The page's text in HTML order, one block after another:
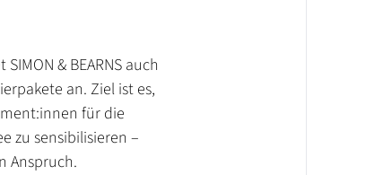
& BEARNS auch
an. Ziel ist es,
für die
zu sensibilisieren –
Anspruch.